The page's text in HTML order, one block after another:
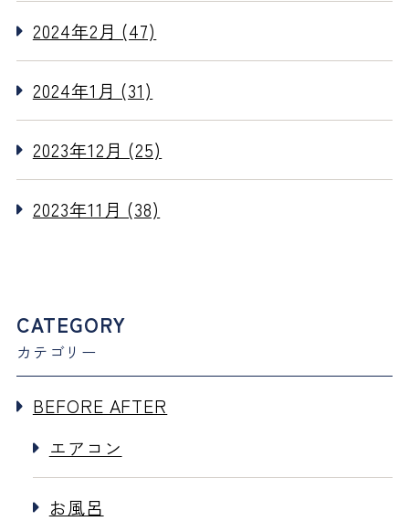
2024年2月 (47)
2024年1月 (31)
2023年12月 (25)
2023年11月 (38)
CATEGORY
カテゴリー
BEFORE AFTER
エアコン
お風呂